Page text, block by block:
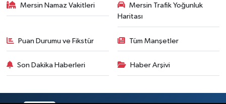
Mersin Namaz Vakitleri
Mersin Trafik Yoğunluk
Haritası
Puan Durumu ve Fikstür Tüm Manşetler
Son Dakika Haberleri Haber Arşivi